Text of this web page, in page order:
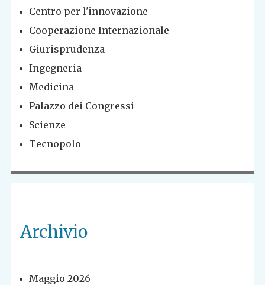
Centro per l'innovazione
Cooperazione Internazionale
Giurisprudenza
Ingegneria
Medicina
Palazzo dei Congressi
Scienze
Tecnopolo
Archivio
Maggio 2026